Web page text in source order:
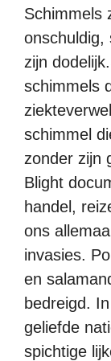
Schimmels
onschuldig,
zijn
schimmels
schimmel
zonder zijn
Blight
handel,
ons
invasies.
en
bedreigd.
geliefde
spichtige